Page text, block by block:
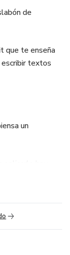
de
que te enseña
textos
un